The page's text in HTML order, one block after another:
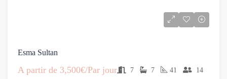
Esma Sultan
A partir de 3,500€/Par jour 7 7 41 14